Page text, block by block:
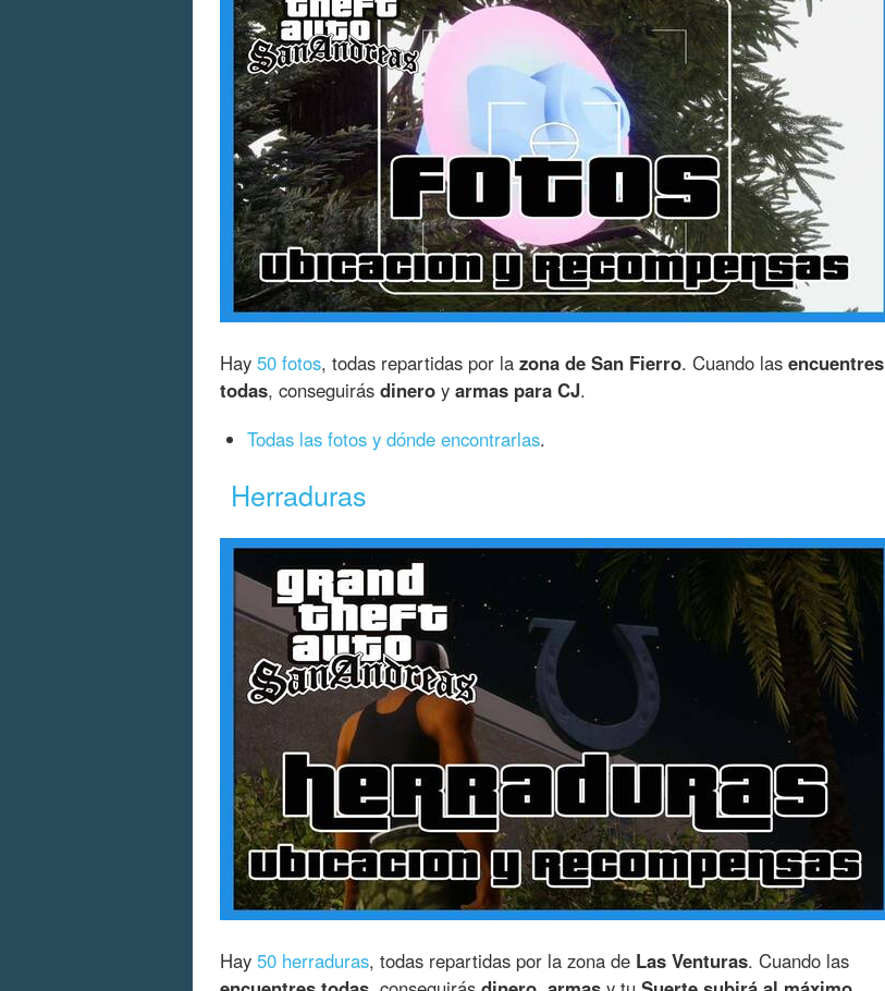
Hay 50 fotos, todas repartidas por la zona de San Fierro. Cuando las encuentres
todas, conseguirás dinero y armas para CJ.
Todas las fotos y dónde encontrarlas.
Herraduras
Hay 50 herraduras, todas repartidas por la zona de Las Venturas. Cuando las